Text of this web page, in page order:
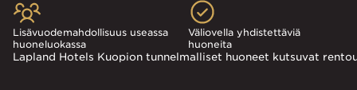
Lisävuodemahdollisuus useassa
huoneluokassa
Väliovella yhdistettäviä
huoneita
Lapland Hotels Kuopion tunnelmalliset huoneet kutsuvat